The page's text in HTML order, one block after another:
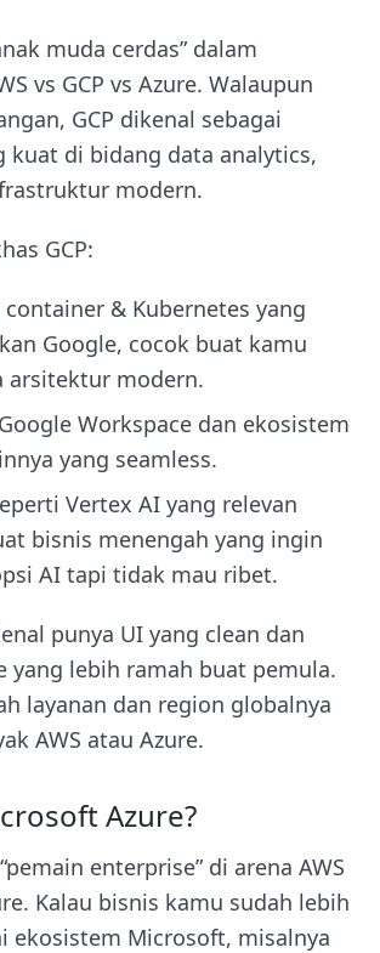
muda cerdas” dalam
vs GCP vs Azure. Walaupun
GCP dikenal sebagai
kuat di bidang data analytics,
modern.
GCP:
& Kubernetes yang
Google, cocok buat kamu
arsitektur modern.
Workspace dan ekosistem
yang seamless.
Vertex AI yang relevan
bisnis menengah yang ingin
AI tapi tidak mau ribet.
punya UI yang clean dan
yang lebih ramah buat pemula.
layanan dan region globalnya
AWS atau Azure.
Azure?
enterprise” di arena AWS
Kalau bisnis kamu sudah lebih
ekosistem Microsoft, misalnya